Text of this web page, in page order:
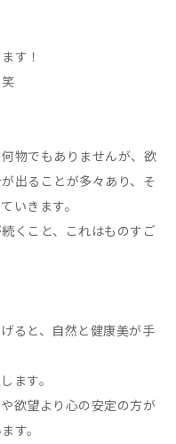
す！
物でもありませんが、欲
出ることが多々あり、そ
いきます。
くこと、これはものすご
ると、自然と健康美が手
ます。
欲望より心の安定の方が
す。